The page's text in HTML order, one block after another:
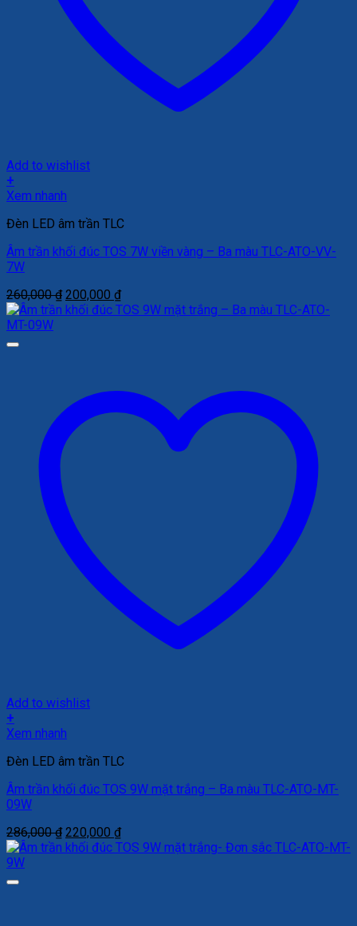
Add to wishlist
+
Xem nhanh
Đèn LED âm trần TLC
Âm trần khối đúc TOS 7W viền vàng – Ba màu TLC-ATO-VV-
7W
260,000₫ Giá
gốc
200,000 ₫Giá
hiện
Add to wishlist
+
Xem nhanh
Đèn LED âm trần TLC
Âm trần khối đúc TOS 9W mặt trắng – Ba màu TLC-ATO-MT-
09W
286,000₫ Giá
gốc
220,000 ₫Giá
hiện